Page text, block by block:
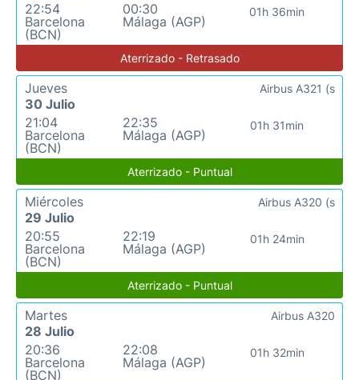
22:54
Barcelona
(BCN)
00:30
Málaga (AGP)
01h 36min
Aterrizado - Retrasado
Jueves
30 Julio
21:04
Barcelona
(BCN)
22:35
Málaga (AGP)
01h 31min
Airbus A321 (s
Aterrizado - Puntual
Miércoles
29 Julio
20:55
Barcelona
(BCN)
22:19
Málaga (AGP)
01h 24min
Airbus A320 (s
Aterrizado - Puntual
Martes
28 Julio
20:36
Barcelona
(BCN)
22:08
Málaga (AGP)
01h 32min
Airbus A320